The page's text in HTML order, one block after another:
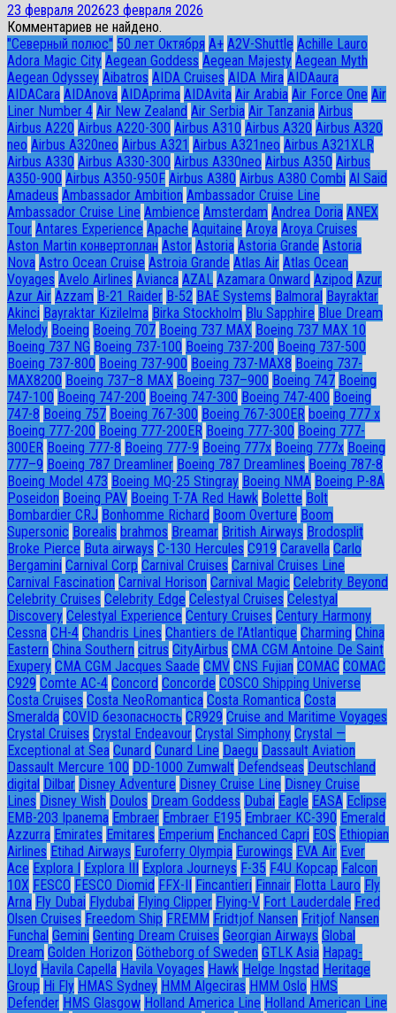
23 февраля 202623 февраля 2026
Комментариев не найдено.
"Северный полюс" 50 лет Октября A+ A2V-Shuttle Achille Lauro
Adora Magic City Aegean Goddess Aegean Majesty Aegean Myth
Aegean Odyssey Aibatros AIDA Cruises AIDA Mira AIDAaura
AIDACara AIDAnova AIDAprima AIDAvita Air Arabia Air Force One Air
Liner Number 4 Air New Zealand Air Serbia Air Tanzania Airbus
Airbus A220 Airbus A220-300 Airbus A310 Airbus A320 Airbus A320
neo Airbus A320neo Airbus A321 Airbus A321neo Airbus A321XLR
Airbus A330 Airbus A330-300 Airbus A330neo Airbus A350 Airbus
A350-900 Airbus A350-950F Airbus A380 Airbus A380 Combi Al Said
Amadeus Ambassador Ambition Ambassador Cruise Line
Ambassador Сruise Line Ambience Amsterdam Andrea Doria ANEX
Tour Antares Experience Apache Aquitaine Aroya Aroya Cruises
Aston Martin конвертоплан Astor Astoria Astoria Grande Astoria
Nova Astro Ocean Cruise Astroia Grande Atlas Air Atlas Ocean
Voyages Avelo Airlines Avianca AZAL Azamara Onward Azipod Azur
Azur Air Azzam B-21 Raider B-52 BAE Systems Balmoral Bayraktar
Akinci Bayraktar Kizilelma Birka Stockholm Blu Sapphire Blue Dream
Melody Boeing Boeing 707 Boeing 737 MAX Boeing 737 MAX 10
Boeing 737 NG Boeing 737-100 Boeing 737-200 Boeing 737-500
Boeing 737-800 Boeing 737-900 Boeing 737-MAX8 Boeing 737-
MAX8200 Boeing 737–8 MAX Boeing 737–900 Boeing 747 Boeing
747-100 Boeing 747-200 Boeing 747-300 Boeing 747-400 Boeing
747-8 Boeing 757 Boeing 767-300 Boeing 767-300ER boeing 777 x
Boeing 777-200 Boeing 777-200ER Boeing 777-300 Boeing 777-
300ER Boeing 777-8 Boeing 777-9 Boeing 777x Boeing 777х Boeing
777–9 Boeing 787 Dreamliner Boeing 787 Dreamlines Boeing 787-8
Boeing Model 473 Boeing MQ-25 Stingray Boeing NMA Boeing P-8A
Poseidon Boeing PAV Boeing T-7A Red Hawk Bolette Bolt
Bombardier CRJ Bonhomme Richard Boom Overture Boom
Supersonic Borealis brahmos Breamar British Airways Brodosplit
Broke Pierce Buta airways C-130 Hercules C919 Caravella Carlo
Bergamini Carnival Corp Carnival Cruises Carnival Cruises Line
Carnival Fascination Carnival Horison Carnival Magic Celebrity Beyond
Celebrity Cruises Celebrity Edge Celestyal Cruises Celestyal
Discovery Celestyal Experience Century Cruises Century Harmony
Cessna CH-4 Chandris Lines Chantiers de l’Atlantique Charming China
Eastern China Southern citrus CityAirbus CMA CGM Antoine De Saint
Exupery CMA CGM Jacques Saade CMV CNS Fujian COMAC COMAC
C929 Comte AC-4 Concord Concorde COSCO Shipping Universe
Costa Cruises Costa NeoRomantica Costa Romantica Costa
Smeralda COVID безопасность CR929 Cruise and Maritime Voyages
Crystal Cruises Crystal Endeavour Crystal Simphony Crystal —
Exceptional at Sea Cunard Cunard Line Daegu Dassault Aviation
Dassault Mercure 100 DD-1000 Zumwalt Defendseas Deutschland
digital Dilbar Disney Adventure Disney Cruise Line Disney Cruise
Lines Disney Wish Doulos Dream Goddess Dubai Eagle EASA Eclipse
EMB-203 Ipanema Embraer Embraer E195 Embraer KC-390 Emerald
Azzurra Emirates Emitares Emperium Enchanced Capri EOS Ethiopian
Airlines Etihad Airways Euroferry Olympia Eurowings EVA Air Ever
Ace Explora I Explora III Explora Journeys F-35 F4U Корсар Falcon
10X FESCO FESCO Diomid FFX-II Fincantieri Finnair Flotta Lauro Fly
Arna Fly Dubai Flydubai Flying Clipper Flying-V Fort Lauderdale Fred
Olsen Cruises Freedom Ship FREMM Fridtjof Nansen Fritjof Nansen
Funchal Gemini Genting Dream Cruises Georgian Airways Global
Dream Golden Horizon Götheborg of Sweden GTLK Asia Hapag-
Lloyd Havila Capella Havila Voyages Hawk Helge Ingstad Heritage
Group Hi Fly HMAS Sydney HMM Algeciras HMM Oslo HMS
Defender HMS Glasgow Holland America Line Holland American Line